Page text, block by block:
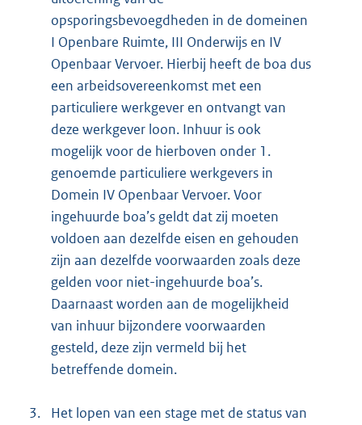
opsporingsbevoegdheden in de domeinen
I Openbare Ruimte, III Onderwijs en IV
Openbaar Vervoer. Hierbij heeft de boa dus
een arbeidsovereenkomst met een
particuliere werkgever en ontvangt van
deze werkgever loon. Inhuur is ook
mogelijk voor de hierboven onder 1.
genoemde particuliere werkgevers in
Domein IV Openbaar Vervoer. Voor
ingehuurde boa’s geldt dat zij moeten
voldoen aan dezelfde eisen en gehouden
zijn aan dezelfde voorwaarden zoals deze
gelden voor niet-ingehuurde boa’s.
Daarnaast worden aan de mogelijkheid
van inhuur bijzondere voorwaarden
gesteld, deze zijn vermeld bij het
betreffende domein.
3.
Het lopen van een stage met de status van